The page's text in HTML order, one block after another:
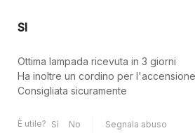
SI
Ottima lampada ricevuta in 3 giorni
Ha inoltre un cordino per l'accensione
Consigliata sicuramente
È utile? Sì No Segnala abuso